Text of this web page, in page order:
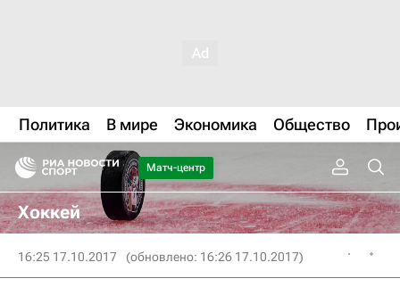
Политика В мире Экономика Общество
Матч-центр
Хоккей
16:25 17.10.2017 (обновлено: 16:26 17.10.2017)